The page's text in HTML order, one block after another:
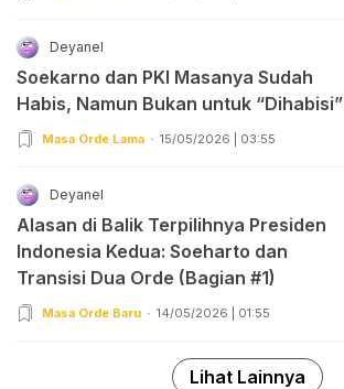
Deyanel
Soekarno dan PKI Masanya Sudah
Habis, Namun Bukan untuk “Dihabisi”
Masa Orde Lama 15/05/2026 | 03:55
Deyanel
Alasan di Balik Terpilihnya Presiden
Indonesia Kedua: Soeharto dan
Transisi Dua Orde (Bagian #1)
Masa Orde Baru 14/05/2026 | 01:55
Lihat Lainnya